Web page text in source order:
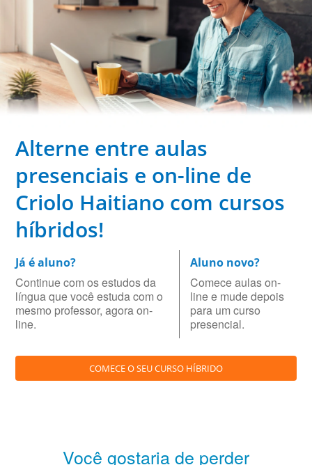
Alterne entre aulas
presenciais e on-line de
Criolo Haitiano com cursos
híbridos!
Já é aluno?
Continue com os estudos da
língua que você estuda com o
mesmo professor, agora on-
line.
Aluno novo?
Comece aulas on-
line e mude depois
para um curso
presencial.
COMECE O SEU CURSO HÍBRIDO
Você gostaria de perder